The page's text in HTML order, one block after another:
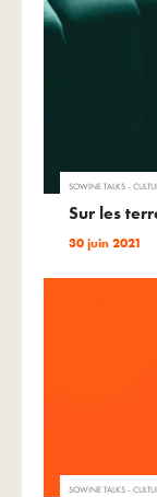
SOWINE TALKS -
Sur les
30 juin 2021
SOWINE TALKS -